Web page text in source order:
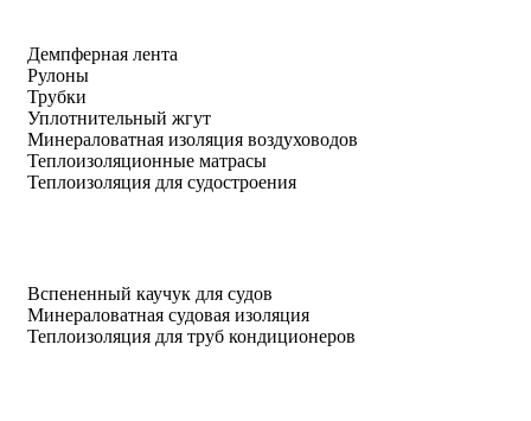
Демпферная лента
Рулоны
Трубки
Уплотнительный жгут
Минераловатная изоляция воздуховодов
Теплоизоляционные матрасы
Теплоизоляция для судостроения
Вспененный каучук для судов
Минераловатная судовая изоляция
Теплоизоляция для труб кондиционеров